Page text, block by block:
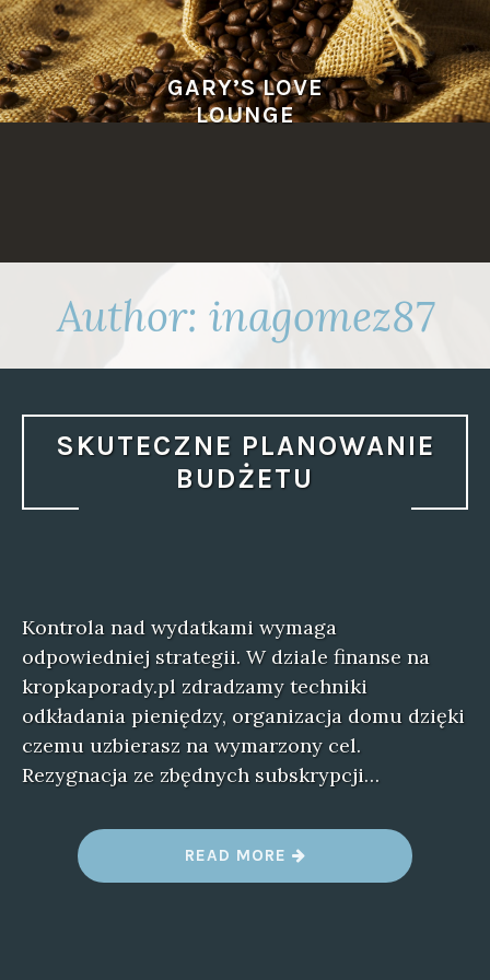
Skip
to
content
GARY’S LOVE
LOUNGE
Author: inagomez87
SKUTECZNE PLANOWANIE
BUDŻETU
Kontrola nad wydatkami wymaga
odpowiedniej strategii. W dziale finanse na
kropkaporady.pl zdradzamy techniki
odkładania pieniędzy, organizacja domu dzięki
czemu uzbierasz na wymarzony cel.
Rezygnacja ze zbędnych subskrypcji…
READ MORE “
K